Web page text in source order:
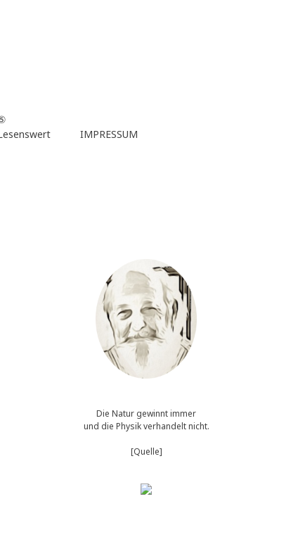
IMPRESSUM
Die Natur gewinnt immer
und die Physik verhandelt nicht.
[Quelle]